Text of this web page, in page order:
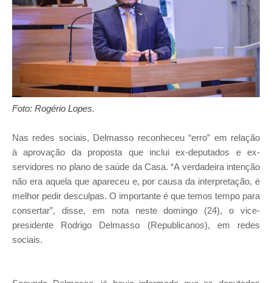
Foto: Rogério Lopes.
Nas redes sociais, Delmasso reconheceu “erro” em relação
à aprovação da proposta que inclui ex-deputados e ex-
servidores no plano de saúde da Casa.“A verdadeira intenção
não era aquela que apareceu e, por causa da interpretação, é
melhor pedir desculpas. O importante é que temos tempo para
consertar”, disse, em nota neste domingo (24), o vice-
presidente Rodrigo Delmasso (Republicanos), em redes
sociais.